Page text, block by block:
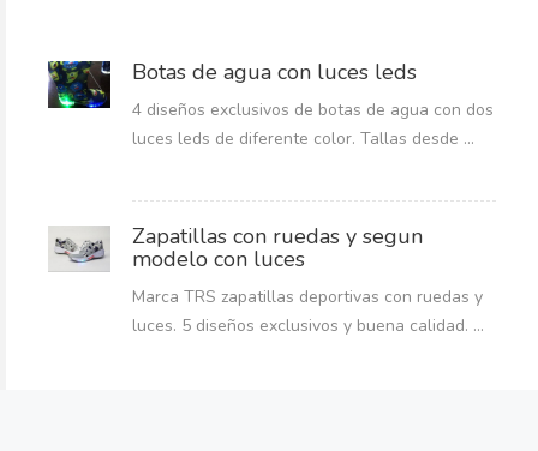
Botas de agua con luces leds
4 diseños exclusivos de botas de agua con dos
luces leds de diferente color. Tallas desde ...
Zapatillas con ruedas y segun
modelo con luces
Marca TRS zapatillas deportivas con ruedas y
luces. 5 diseños exclusivos y buena calidad. ...